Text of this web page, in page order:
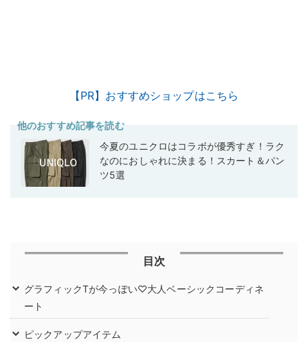
【PR】おすすめショップはこちら
他のおすすめ記事を読む
今夏のユニクロはコラボが優秀すぎ！ラク
なのにおしゃれに決まる！スカート＆パン
ツ5選
目次
グラフィックTが今っぽい♡大人ベーシックコーディネ
ート
ピックアップアイテム